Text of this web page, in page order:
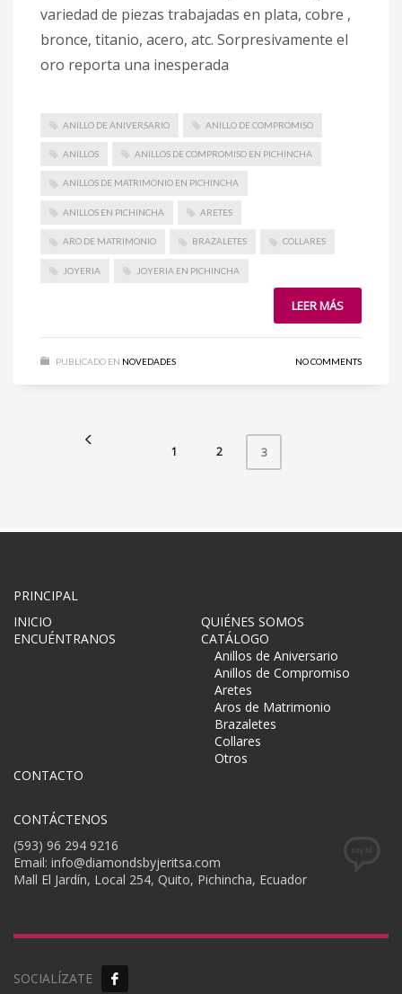
variedad de piezas trabajadas en plata, cobre ,
bronce, titanio, acero, atc. Sorpresivamente el
oro reporta una inesperada
ANILLO DE ANIVERSARIO ANILLO DE COMPROMISO
ANILLOS ANILLOS DE COMPROMISO EN PICHINCHA
ANILLOS DE MATRIMONIO EN PICHINCHA
ANILLOS EN PICHINCHA ARETES
ARO DE MATRIMONIO BRAZALETES COLLARES
JOYERIA JOYERIA EN PICHINCHA
LEER MÁS
PUBLICADO EN NOVEDADES NO COMMENTS
1 2 3
PRINCIPAL
INICIO
QUIÉNES SOMOS
ENCUÉNTRANOS
CATÁLOGO
Anillos de Aniversario
Anillos de Compromiso
Aretes
Aros de Matrimonio
Brazaletes
Collares
Otros
CONTACTO
CONTÁCTENOS
(593) 96 294 9216
Email: info@diamondsbyjeritsa.com
Mall El Jardín, Local 254, Quito, Pichincha, Ecuador
SOCIALÍZATE